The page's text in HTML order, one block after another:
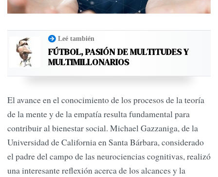
Leé también
FÚTBOL, PASIÓN DE MULTITUDES Y
MULTIMILLONARIOS
El avance en el conocimiento de los procesos de la teoría
de la mente y de la empatía resulta fundamental para
contribuir al bienestar social. Michael Gazzaniga, de la
Universidad de California en Santa Bárbara, considerado
el padre del campo de las neurociencias cognitivas, realizó
una interesante reflexión acerca de los alcances y la